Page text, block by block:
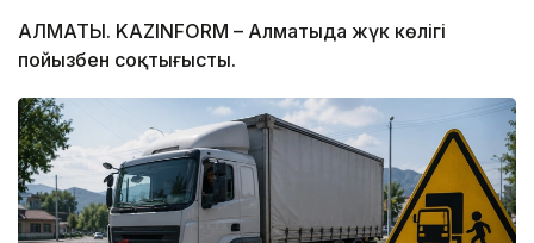
АЛМАТЫ. KAZINFORM – Алматыда жүк көлігі
пойызбен соқтығысты.